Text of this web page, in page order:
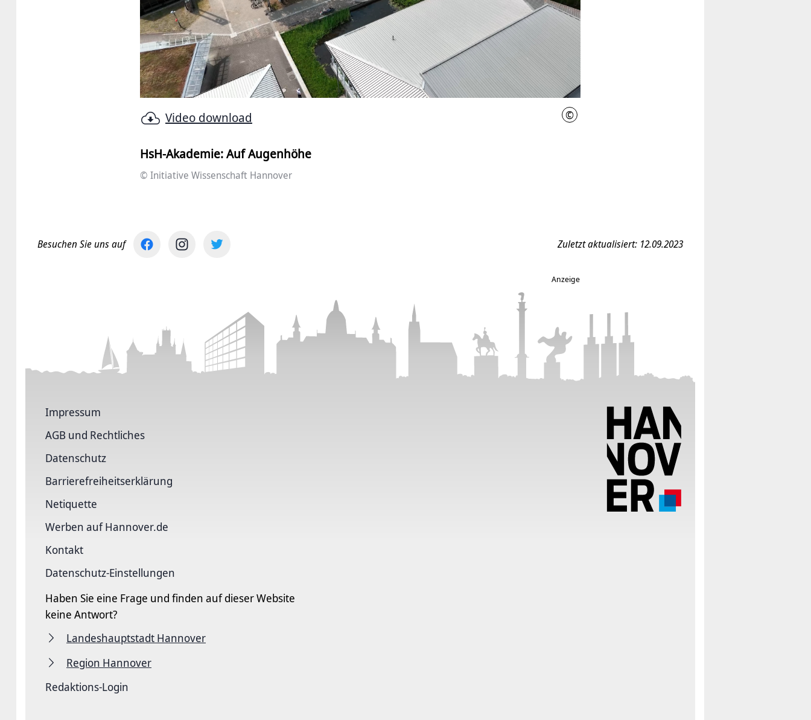
abspielen
©Initiative Wissenschaft Hannover
Video download
HsH-Akademie: Auf Augenhöhe
© Initiative Wissenschaft Hannover
Besuchen Sie uns auf Zuletzt aktualisiert: 12.09.2023
Anzeige
Impressum
AGB und Rechtliches
Datenschutz
Barriere­freiheits­erklärung
Netiquette
Werben auf Hannover.de
Kontakt
Datenschutz-Einstellungen
Haben Sie eine Frage und finden auf dieser Website
keine Antwort?
Landeshauptstadt Hannover
Region Hannover
Redaktions-Login